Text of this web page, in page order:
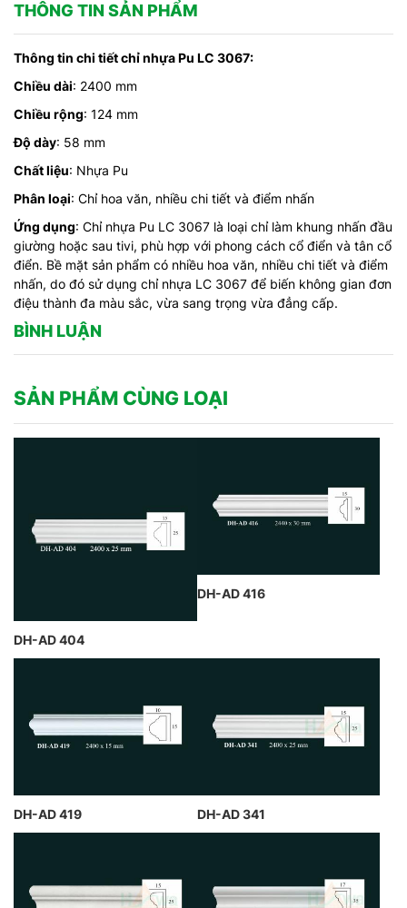
THÔNG TIN SẢN PHẨM
Thông tin chi tiết chỉ nhựa Pu LC 3067:
Chiều dài: 2400 mm
Chiều rộng: 124 mm
Độ dày: 58 mm
Chất liệu: Nhựa Pu
Phân loại: Chỉ hoa văn, nhiều chi tiết và điểm nhấn
Ứng dụng: Chỉ nhựa Pu LC 3067 là loại chỉ làm khung nhấn đầu
giường hoặc sau tivi, phù hợp với phong cách cổ điển và tân cổ
điển. Bề mặt sản phẩm có nhiều hoa văn, nhiều chi tiết và điểm
nhấn, do đó sử dụng chỉ nhựa LC 3067 để biến không gian đơn
điệu thành đa màu sắc, vừa sang trọng vừa đẳng cấp.
BÌNH LUẬN
SẢN PHẨM CÙNG LOẠI
DH-AD 404
DH-AD 416
DH-AD 419 DH-AD 341